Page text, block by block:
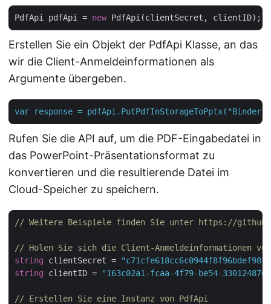
PdfApi pdfApi = new
Erstellen Sie ein Objekt der PdfApi Klasse, an das
wir die Client-Anmeldeinformationen als
Argumente übergeben.
var response =
Rufen Sie die API auf, um die PDF-Eingabedatei in
das PowerPoint-Präsentationsformat zu
konvertieren und die resultierende Datei im
Cloud-Speicher zu speichern.
// Weitere Beispiele finden Sie unter https://
// Holen Sie sich die Client-Anmeldeinformationen
string clientSecret =
string clientID = "163c02a1-fcaa-4f79-be54-
// Erstellen Sie eine Instanz von PdfApi